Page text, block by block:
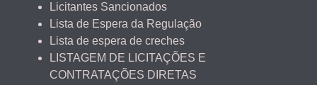
Licitantes Sancionados
Lista de Espera da Regulação
Lista de espera de creches
LISTAGEM DE LICITAÇÕES E
CONTRATAÇÕES DIRETAS